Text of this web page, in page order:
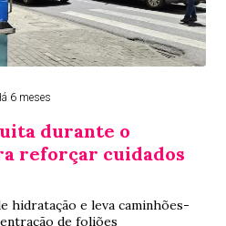
6 meses
durante o
reforçar cuidados
hidratação e leva caminhões-
de foliões